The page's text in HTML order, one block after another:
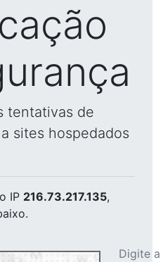
tentativas de
sites hospedados
IP 216.73.217.135,
Digite